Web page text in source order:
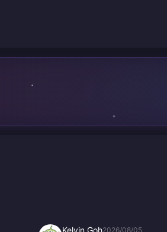
Kelvin Goh2026/08/05